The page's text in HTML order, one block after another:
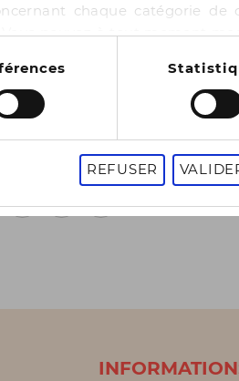
chaque catégorie
pouvez à tout moment
REFUSER
2 3
Page
1 - 16 sur 3001